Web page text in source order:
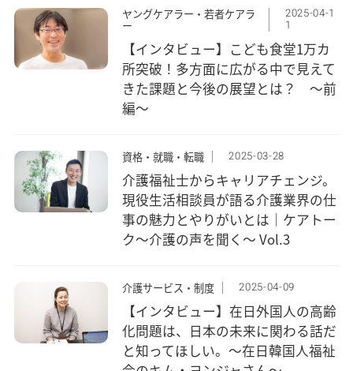
ヤングケアラー・若者ケアラ
ー
2025-04-1
1
【インタビュー】こども食堂1万カ
所突破！多方面に広がる中で見えて
きた課題と今後の展望とは？ ～前
編～
資格・就職・転職 2025-03-28
介護福祉士からキャリアチェンジ。
現役生活相談員が語る介護業界の仕
事の魅力とやりがいとは｜ケアトー
ク〜介護の声を聞く〜 Vol.3
介護サービス・制度 2025-04-09
【インタビュー】在日外国人の高齢
化問題は、日本の未来に関わる話だ
と知ってほしい。～在日韓国人福祉